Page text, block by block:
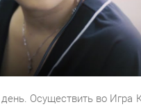
Осуществить во Игра